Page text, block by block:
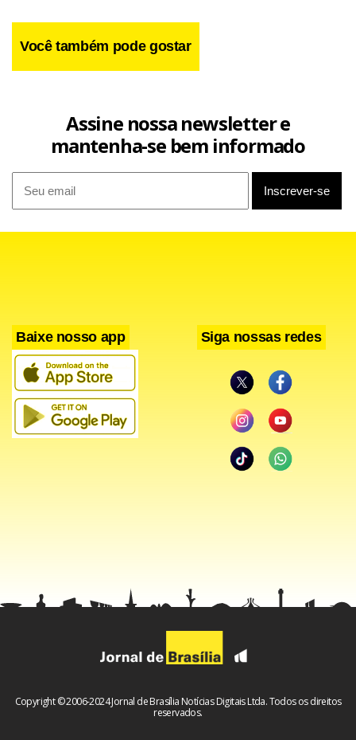
Você também pode gostar
Assine nossa newsletter e
mantenha-se bem informado
Baixe nosso app Siga nossas redes
Copyright © 2006-2024 Jornal de Brasília Notícias Digitais Ltda. Todos os direitos
reservados.